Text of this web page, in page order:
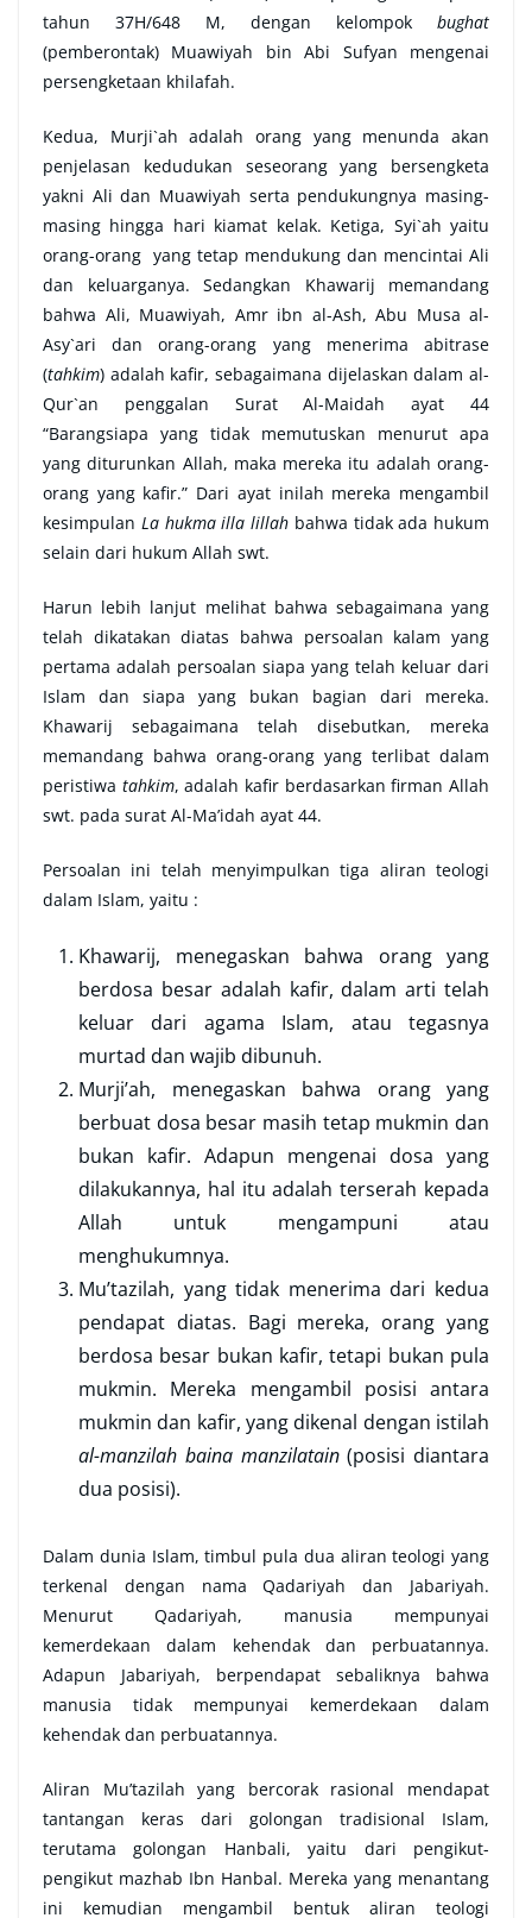
tahun 37H/648 M, dengan kelompok bughat
(pemberontak) Muawiyah bin Abi Sufyan mengenai
persengketaan khilafah.
Kedua, Murji`ah adalah orang yang menunda akan
penjelasan kedudukan seseorang yang bersengketa
yakni Ali dan Muawiyah serta pendukungnya masing-
masing hingga hari kiamat kelak. Ketiga, Syi`ah yaitu
orang-orang yang tetap mendukung dan mencintai Ali
dan keluarganya. Sedangkan Khawarij memandang
bahwa Ali, Muawiyah, Amr ibn al-Ash, Abu Musa al-
Asy`ari dan orang-orang yang menerima abitrase
(tahkim) adalah kafir, sebagaimana dijelaskan dalam al-
Qur`an penggalan Surat Al-Maidah ayat 44
“Barangsiapa yang tidak memutuskan menurut apa
yang diturunkan Allah, maka mereka itu adalah orang-
orang yang kafir.” Dari ayat inilah mereka mengambil
kesimpulan La hukma illa lillah bahwa tidak ada hukum
selain dari hukum Allah swt.
Harun lebih lanjut melihat bahwa sebagaimana yang
telah dikatakan diatas bahwa persoalan kalam yang
pertama adalah persoalan siapa yang telah keluar dari
Islam dan siapa yang bukan bagian dari mereka.
Khawarij sebagaimana telah disebutkan, mereka
memandang bahwa orang-orang yang terlibat dalam
peristiwa tahkim, adalah kafir berdasarkan firman Allah
swt. pada surat Al-Ma’idah ayat 44.
Persoalan ini telah menyimpulkan tiga aliran teologi
dalam Islam, yaitu :
Khawarij, menegaskan bahwa orang yang
berdosa besar adalah kafir, dalam arti telah
keluar dari agama Islam, atau tegasnya
murtad dan wajib dibunuh.
Murji’ah, menegaskan bahwa orang yang
berbuat dosa besar masih tetap mukmin dan
bukan kafir. Adapun mengenai dosa yang
dilakukannya, hal itu adalah terserah kepada
Allah untuk mengampuni atau
menghukumnya.
Mu’tazilah, yang tidak menerima dari kedua
pendapat diatas. Bagi mereka, orang yang
berdosa besar bukan kafir, tetapi bukan pula
mukmin. Mereka mengambil posisi antara
mukmin dan kafir, yang dikenal dengan istilah
al-manzilah baina manzilatain(posisi diantara
dua posisi).
Dalam dunia Islam, timbul pula dua aliran teologi yang
terkenal dengan nama Qadariyah dan Jabariyah.
Menurut Qadariyah, manusia mempunyai
kemerdekaan dalam kehendak dan perbuatannya.
Adapun Jabariyah, berpendapat sebaliknya bahwa
manusia tidak mempunyai kemerdekaan dalam
kehendak dan perbuatannya.
Aliran Mu’tazilah yang bercorak rasional mendapat
tantangan keras dari golongan tradisional Islam,
terutama golongan Hanbali, yaitu dari pengikut-
pengikut mazhab Ibn Hanbal. Mereka yang menantang
ini kemudian mengambil bentuk aliran teologi